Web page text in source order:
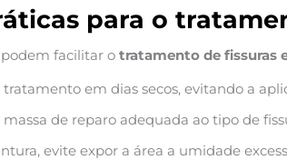
para o
facilitar o tratamento de fissuras
tratamento em dias secos, evitando a
massa de reparo adequada ao tipo de
evite expor a área a umidade